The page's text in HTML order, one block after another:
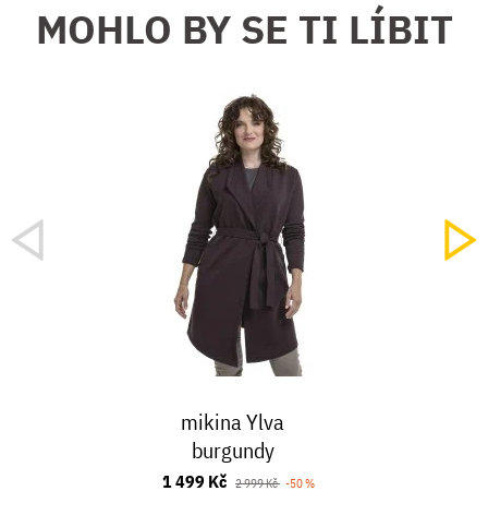
MOHLO BY SE TI LÍBIT
mikina Ylva
burgundy
1 499 Kč 2 999 Kč -50 %